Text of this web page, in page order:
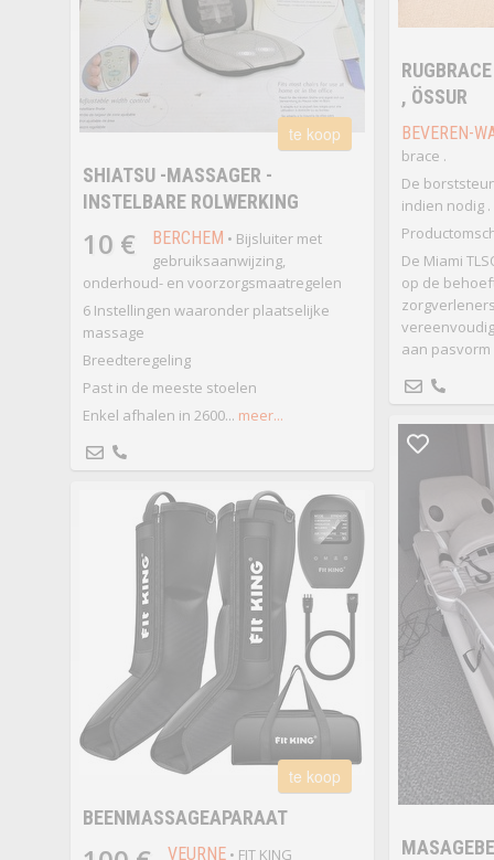
, ÖSSUR
BEVEREN-
brace .
De
indien nodig .
De Miami
op de
aan
te koop
SHIATSU -MASSAGER -
INSTELBARE ROLWERKING
10 € BERCHEM • Bijsluiter met
gebruiksaanwijzing,
onderhoud- en voorzorgsmaatregelen
6 Instellingen waaronder plaatselijke
massage
Breedteregeling
Past in de meeste stoelen
Enkel afhalen in 2600... meer...
te koop
BEENMASSAGEAPARAAT
VEURNE• FIT KING